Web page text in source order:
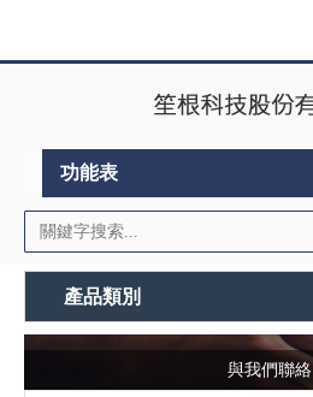
功能表
產品類別
與我們聯絡